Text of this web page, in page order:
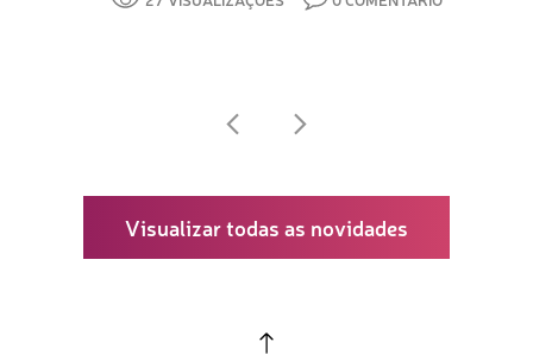
Visualizar todas as novidades